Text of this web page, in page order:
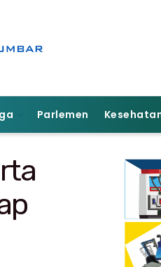
Parlemen